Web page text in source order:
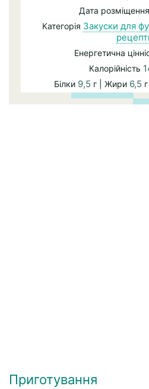
Дата розміщення
Категорія Закуски для
Енергетична
Калорійність
Білки 9,5 г | Жири 6,5
Приготування